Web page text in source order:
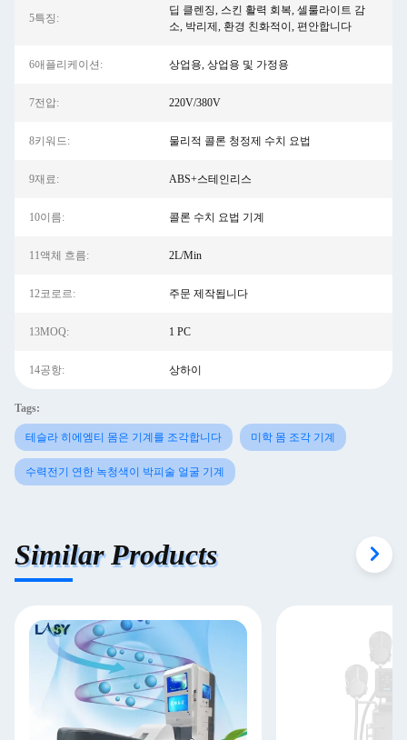
5특징:
딥 클렌징, 스킨 활력 회복, 셀룰라이트 감
소, 박리제, 환경 친화적이, 편안합니다
6애플리케이션: 상업용, 상업용 및 가정용
7전압: 220V/380V
8키워드: 물리적 콜론 청정제 수치 요법
9재료: ABS+스테인리스
10이름: 콜론 수치 요법 기계
11액체 흐름: 2L/Min
12코로르: 주문 제작됩니다
13MOQ: 1 PC
14공항: 상하이
Tags:
테슬라 히에엠티 몸은 기계를 조각합니다 미학 몸 조각 기계
수력전기 연한 녹청색이 박피술 얼굴 기계
Similar Products